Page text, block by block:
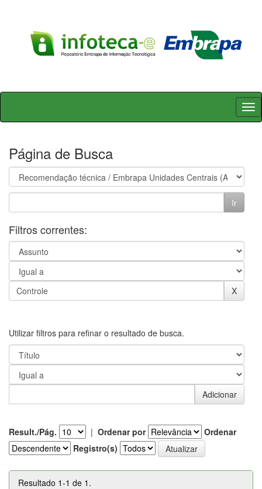
Skip
Página de Busca
Filtros correntes:
Utilizar filtros para refinar o resultado de busca.
Result./Pág. | Ordenar por
Ordenar
Registro(s)
Resultado 1-1 de 1.